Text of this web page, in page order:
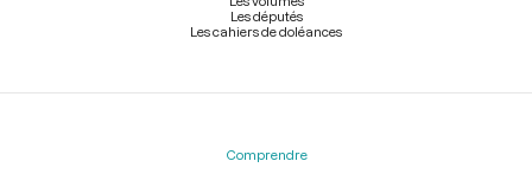
Les députés
Les cahiers de doléances
Comprendre